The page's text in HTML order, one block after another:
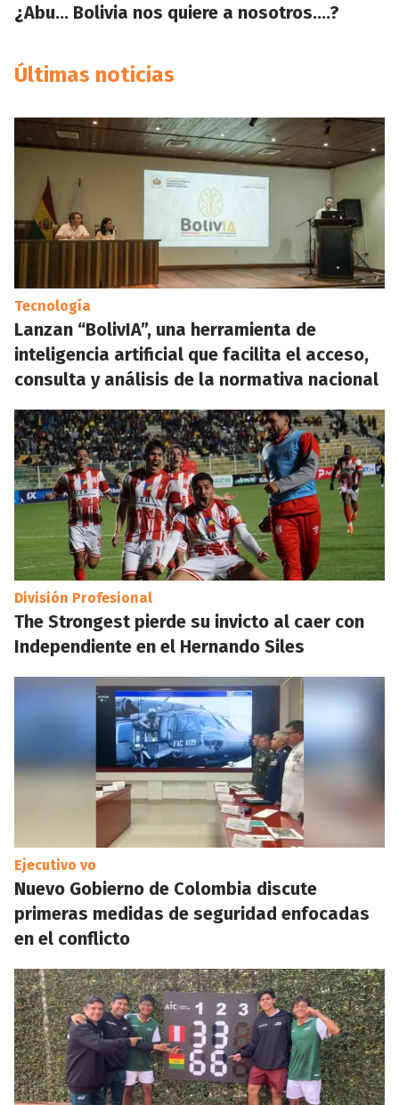
¿Abu… Bolivia nos quiere a nosotros….?
Últimas noticias
Tecnología
Lanzan “BolivIA”, una herramienta de
inteligencia artificial que facilita el acceso,
consulta y análisis de la normativa nacional
División Profesional
The Strongest pierde su invicto al caer con
Independiente en el Hernando Siles
Ejecutivo vo
Nuevo Gobierno de Colombia discute
primeras medidas de seguridad enfocadas
en el conflicto